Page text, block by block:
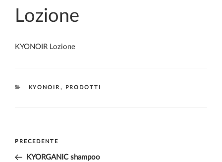
Lozione
KYONOIR Lozione
CATEGORIE
KYONOIR , PRODOTTI
Navigazione
Articolo
precedente:
PRECEDENTE
KYORGANIC shampoo